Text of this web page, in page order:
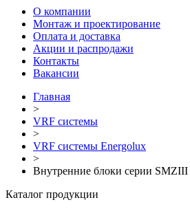
О компании
Монтаж и проектирование
Оплата и доставка
Акции и распродажи
Контакты
Вакансии
Главная
>
VRF системы
>
VRF системы Energolux
>
Внутренние блоки серии SMZIII
Каталог продукции